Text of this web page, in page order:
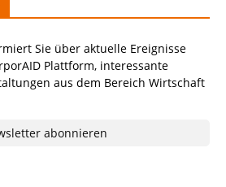
Sie über aktuelle Ereignisse
Plattform, interessante
aus dem Bereich Wirtschaft
abonnieren